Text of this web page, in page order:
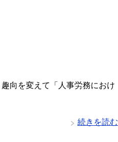
向を変えて「人事労務におけ
続きを読む